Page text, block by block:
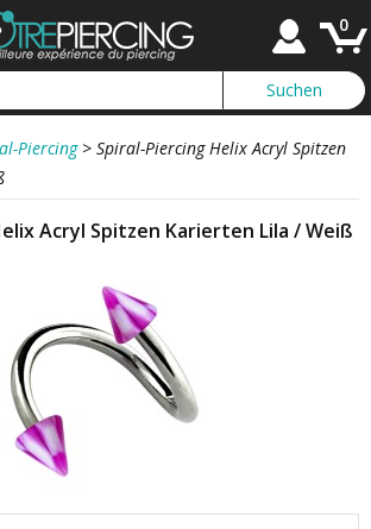
0
Piercing > Spiral-Piercing Helix Acryl Spitzen
Acryl Spitzen Karierten Lila / Weiß